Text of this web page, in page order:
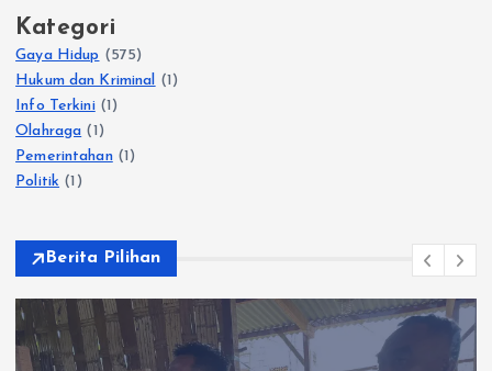
Kategori
Gaya Hidup (575)
Hukum dan Kriminal (1)
Info Terkini(1)
Olahraga (1)
Pemerintahan(1)
Politik (1)
Berita Pilihan